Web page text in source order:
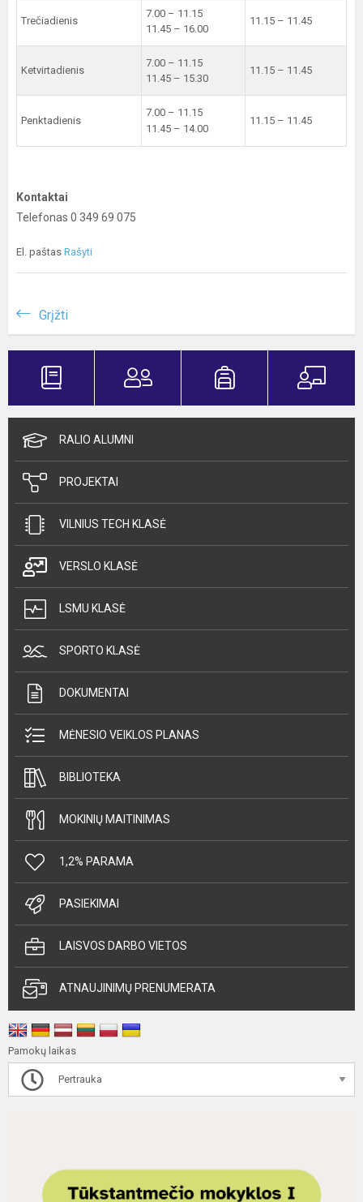
Trečiadienis
7.00 – 11.15
11.45 – 16.00
11.15 – 11.45
Ketvirtadienis
7.00 – 11.15
11.45 – 15.30
11.15 – 11.45
Penktadienis
7.00 – 11.15
11.45 – 14.00
11.15 – 11.45
Kontaktai
Telefonas 0 349 69 075
El. paštas Rašyti
Grįžti
RALIO ALUMNI
PROJEKTAI
VILNIUS TECH KLASĖ
VERSLO KLASĖ
LSMU KLASĖ
SPORTO KLASĖ
DOKUMENTAI
MĖNESIO VEIKLOS PLANAS
BIBLIOTEKA
MOKINIŲ MAITINIMAS
1,2% PARAMA
PASIEKIMAI
LAISVOS DARBO VIETOS
ATNAUJINIMŲ PRENUMERATA
Pamokų laikas
Pertrauka